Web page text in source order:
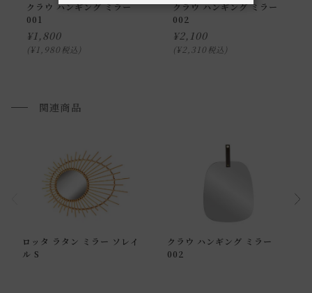
通常配送の場合、お品物は玄関前での引渡しとなります。
とがあります。こちらは革の特性によるものですので、ご安
心ください。
・天然皮革は経年変化によって色が濃くなったり、黄味や赤
がありますのでご注意ください。
際の商品とで色の見え方が異なることもございます。ご了承
ください。
クラウ ハンギング ミラー
001
¥1,800
¥1,980 税込
クラウ ハンギング ミラー
002
¥2,100
¥2,310 税込
関連商品
ロッタ ラタン ミラー ソレイ
ル S
クラウ ハンギング ミラー
002